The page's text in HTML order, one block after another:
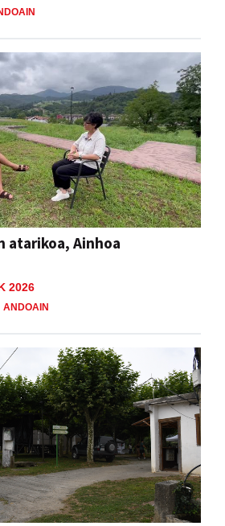
atarikoa, Ainhoa
2026
ANDOAIN